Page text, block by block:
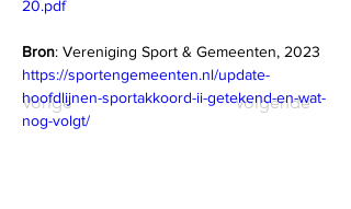
Vorige Volgende
20.pdf
Bron: Vereniging Sport & Gemeenten, 2023
https://sportengemeenten.nl/update-
hoofdlijnen-sportakkoord-ii-getekend-en-wat-
nog-volgt/